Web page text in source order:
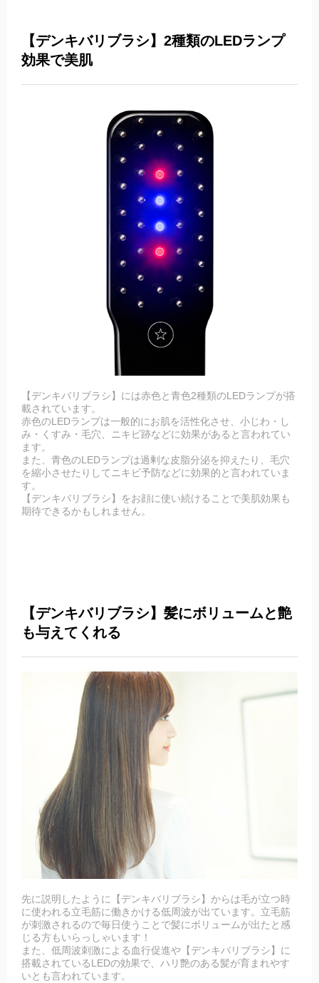
【デンキバリブラシ】2種類のLEDランプ
効果で美肌
【デンキバリブラシ】には赤色と青色2種類のLEDランプが搭
載されています。
赤色のLEDランプは一般的にお肌を活性化させ、小じわ・し
み・くすみ・毛穴、ニキビ跡などに効果があると言われてい
ます。
また、青色のLEDランプは過剰な皮脂分泌を抑えたり、毛穴
を縮小させたりしてニキビ予防などに効果的と言われていま
す。
【デンキバリブラシ】をお顔に使い続けることで美肌効果も
期待できるかもしれません。
【デンキバリブラシ】髪にボリュームと艶
も与えてくれる
先に説明したように【デンキバリブラシ】からは毛が立つ時
に使われる立毛筋に働きかける低周波が出ています。立毛筋
が刺激されるので毎日使うことで髪にボリュームが出たと感
じる方もいらっしゃいます！
また、低周波刺激による血行促進や【デンキバリブラシ】に
搭載されているLEDの効果で、ハリ艶のある髪が育まれやす
いとも言われています。